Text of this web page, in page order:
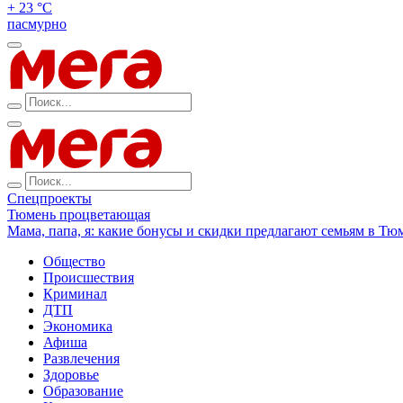
+ 23 °С
пасмурно
Спецпроекты
Тюмень процветающая
Мама, папа, я: какие бонусы и скидки предлагают семьям в
Общество
Происшествия
Криминал
ДТП
Экономика
Афиша
Развлечения
Здоровье
Образование